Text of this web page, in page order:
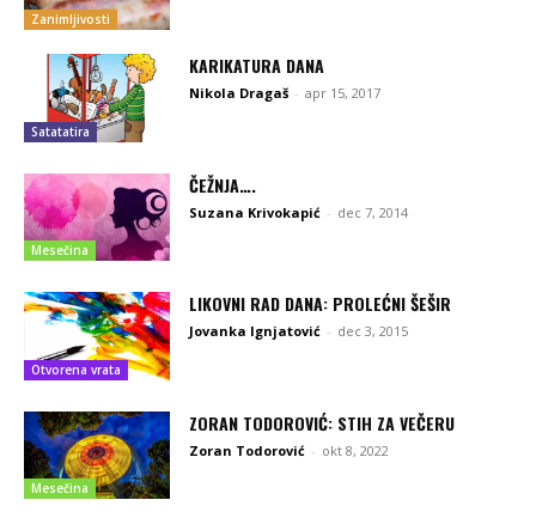
Zanimljivosti
Satatatira
KARIKATURA DANA
Nikola Dragaš - apr 15, 2017
Mesečina
ČEŽNJA….
Suzana Krivokapić - dec 7, 2014
Otvorena vrata
LIKOVNI RAD DANA: PROLEĆNI ŠEŠIR
Jovanka Ignjatović - dec 3, 2015
Mesečina
ZORAN TODOROVIĆ: STIH ZA VEČERU
Zoran Todorović - okt 8, 2022